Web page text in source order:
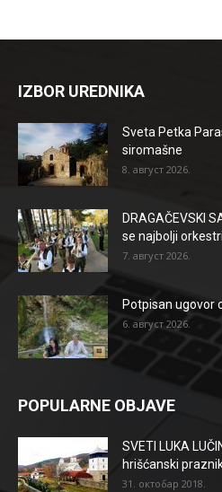
IZBOR UREDNIKA
Sveta Petka
siromašne
8. август 2026.
DRAGAČEVSKI
se najbolji orkestri
7. август 2026.
Potpisan ugovor
6. август 2026.
POPULARNE OBJAVE
SVETI LUKA
hrišćanski
31. октобар 2018.